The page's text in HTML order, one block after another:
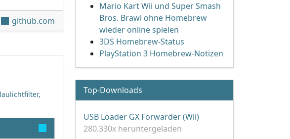
github.com
,
Mario Kart Wii und Super Smash
Bros. Brawl ohne Homebrew
wieder online spielen
3DS Homebrew-Status
PlayStation 3 Homebrew-Notizen
Top-Downloads
USB Loader GX Forwarder (Wii)
280.330x heruntergeladen